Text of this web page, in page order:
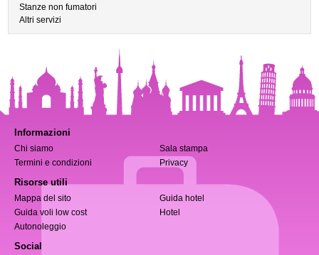
Stanze non fumatori
Altri servizi
Informazioni
Chi siamo
Sala stampa
Termini e condizioni
Privacy
Risorse utili
Mappa del sito
Guida hotel
Guida voli low cost
Hotel
Autonoleggio
Social